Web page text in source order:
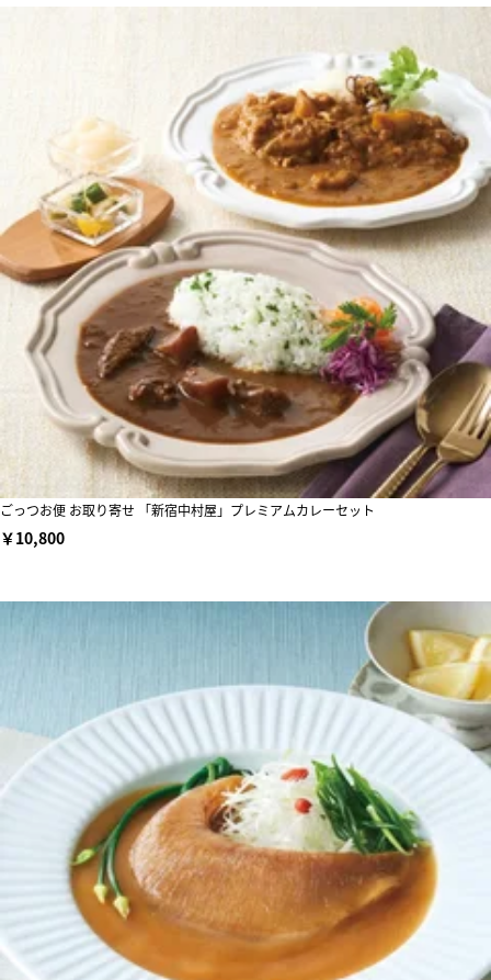
ごっつお便 お取り寄せ 「新宿中村屋」プレミアムカレーセット
￥10,800